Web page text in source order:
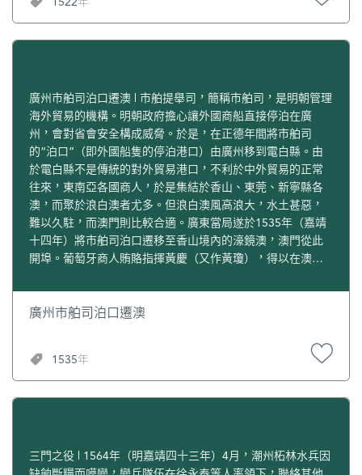
廣州市舶司泊口遷澳 | 市舶提舉司，簡稱市舶司，是明朝管理
海外貿易的機構。明朝政府擔心讓外國商船直接停泊在廣
州，會對省會安全構成威脅。於是，在正德年間將市舶司
的“泊口”（即外國船隻的停泊港口）由廣州移到電白縣。由
於電白縣不是傳統的對外貿易港口，不利於中外貿易的正常
往來，東南亞各國商人，於是集結於香山、東莞、新寧縣各
澳，而聚於浪白澳者尤多。但浪白澳風高浪大，水土甚惡，
難以久駐，而澳門則比較合適。廣東當局遂於1535年（嘉靖
十四年）將市舶司泊口遷移至香山境內的濠鏡澳，澳門從此
開埠。葡萄牙商人賄賂指揮黃慶（又作黃瓊），得以在澳門
廣州市舶司泊口遷澳
1535年
三門之役 | 1564年（明嘉靖四十三年）4月，潮州柘林水兵因